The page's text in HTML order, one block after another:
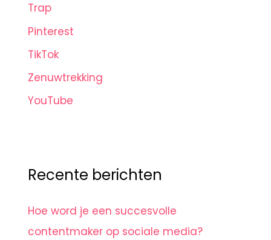
Trap
Pinterest
TikTok
Zenuwtrekking
YouTube
Recente berichten
Hoe word je een succesvolle
contentmaker op sociale media?